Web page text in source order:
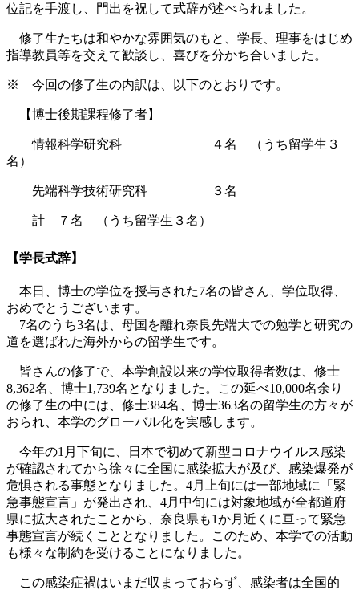
位記を手渡し、門出を祝して式辞が述べられました。
修了生たちは和やかな雰囲気のもと、学長、理事をはじめ
指導教員等を交えて歓談し、喜びを分かち合いました。
※ 今回の修了生の内訳は、以下のとおりです。
【博士後期課程修了者】
情報科学研究科 ４名 （うち留学生３
名）
先端科学技術研究科 ３名
計 ７名 （うち留学生３名）
【学長式辞】
本日、博士の学位を授与された7名の皆さん、学位取得、
おめでとうございます。
7名のうち3名は、母国を離れ奈良先端大での勉学と研究の
道を選ばれた海外からの留学生です。
皆さんの修了で、本学創設以来の学位取得者数は、修士
8,362名、博士1,739名となりました。この延べ10,000名余り
の修了生の中には、修士384名、博士363名の留学生の方々が
おられ、本学のグローバル化を実感します。
今年の1月下旬に、日本で初めて新型コロナウイルス感染
が確認されてから徐々に全国に感染拡大が及び、感染爆発が
危惧される事態となりました。4月上旬には一部地域に「緊
急事態宣言」が発出され、4月中旬には対象地域が全都道府
県に拡大されたことから、奈良県も1か月近くに亘って緊急
事態宣言が続くこととなりました。このため、本学での活動
も様々な制約を受けることになりました。
この感染症禍はいまだ収まっておらず、感染者は全国的